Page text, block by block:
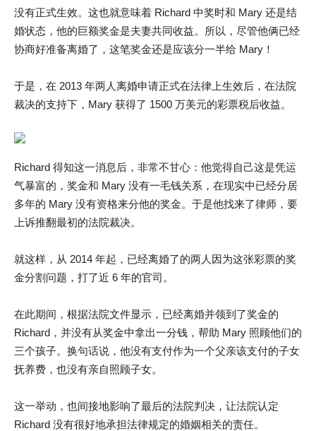
没有正式生效。这也就意味着 Richard 中奖时和 Mary 还是结
婚状态，他的巨额奖金是夫妻共同收益。所以，尽管他俩已经
协商好准备离婚了，这笔奖金还是应该分一半给 Mary！
于是，在 2013 年两人离婚申请正式在法律上生效后，在法院
裁决的支持下，Mary 获得了 1500 万美元的彩票税后收益。
Richard 得知这一消息后，非常不甘心：他觉得自己这是凭运
气暴富的，奖金和 Mary 没有一毛钱关系，在现实中已经分居
多年的 Mary 没有资格来分他的奖金。于是他找来了律师，要
上诉推翻最初的法院裁决。
就这样，从 2014 年起，已经离婚了的两人因为这张彩票的奖
金分割问题，打了近 6 年的官司。
在此期间，根据法院文件显示，已经离婚并领到了奖金的
Richard，并没有从奖金中拿出一分钱，帮助 Mary 照顾他们的
三个孩子。换句话说，他没有支付作为一个父亲该支付的子女
抚养费，也没有亲自照顾子女。
这一举动，也间接地影响了最后的法院判决，让法院认定
Richard 没有很好地承担法律规定的婚姻相关的责任。